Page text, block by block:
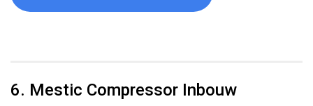
6. Mestic Compressor Inbouw